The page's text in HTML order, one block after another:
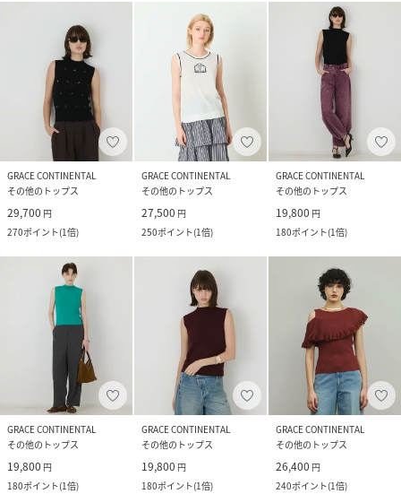
GRACE CONTINENTAL
その他のトップス
29,700 円
270ポイント(1倍)
GRACE CONTINENTAL
その他のトップス
27,500 円
250ポイント(1倍)
GRACE CONTINENTAL
その他のトップス
19,800 円
180ポイント(1倍)
GRACE CONTINENTAL
その他のトップス
19,800 円
180ポイント(1倍)
GRACE CONTINENTAL
その他のトップス
19,800 円
180ポイント(1倍)
GRACE CONTINENTAL
その他のトップス
26,400 円
240ポイント(1倍)